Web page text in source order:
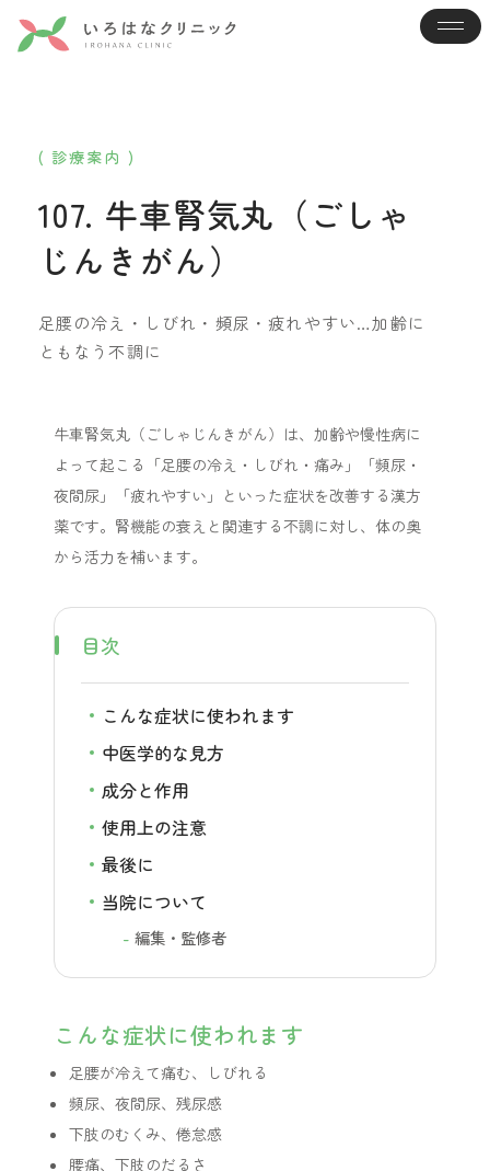
( 診療案内 )
107. 牛車腎気丸（ごしゃ
じんきがん）
足腰の冷え・しびれ・頻尿・疲れやすい…加齢に
ともなう不調に
牛車腎気丸（ごしゃじんきがん）は、加齢や慢性病に
よって起こる「足腰の冷え・しびれ・痛み」「頻尿・
夜間尿」「疲れやすい」といった症状を改善する漢方
薬です。腎機能の衰えと関連する不調に対し、体の奥
から活力を補います。
目次
こんな症状に使われます
中医学的な見方
成分と作用
使用上の注意
最後に
当院について
編集・監修者
こんな症状に使われます
足腰が冷えて痛む、しびれる
頻尿、夜間尿、残尿感
下肢のむくみ、倦怠感
腰痛、下肢のだるさ